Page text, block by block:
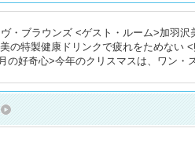
・ブラウンズ <ゲスト・ルーム>加羽
の特製健康ドリンクで疲れをためない
の好奇心>今年のクリスマスは、ワン